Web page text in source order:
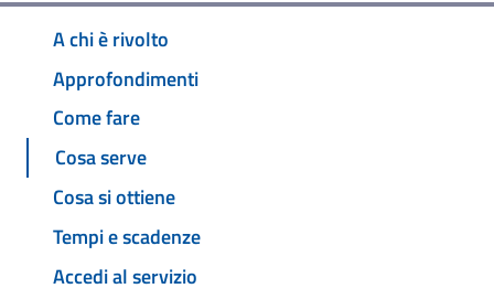
A chi è rivolto
Approfondimenti
Come fare
Cosa serve
Cosa si ottiene
Tempi e scadenze
Accedi al servizio